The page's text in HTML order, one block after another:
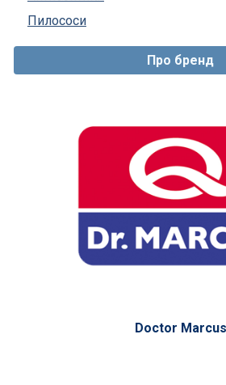
Пилососи
Про бренд
Doctor Marcus